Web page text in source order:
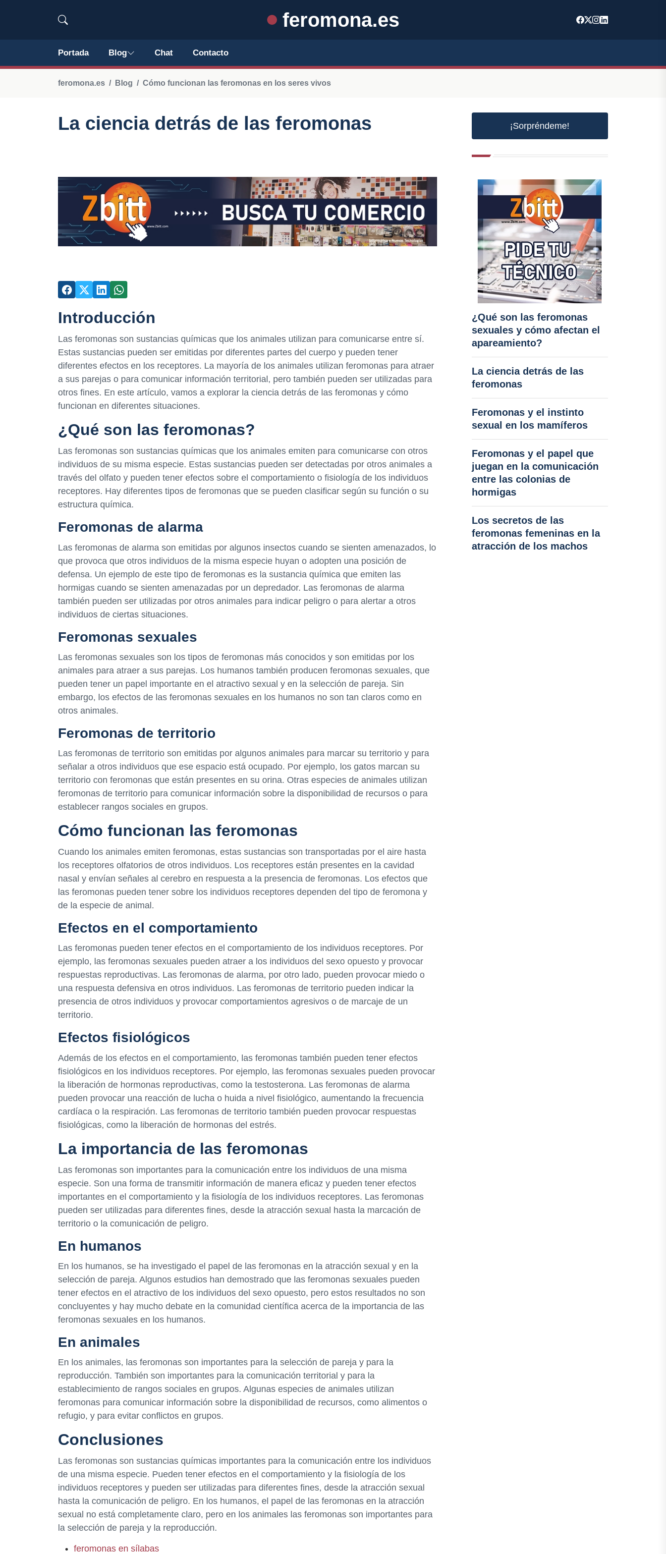
feromona.es
Portada Blog Chat Contacto
feromona.es Blog Cómo funcionan las feromonas en los seres vivos
La ciencia detrás de las feromonas
Introducción
Las feromonas son sustancias químicas que los animales utilizan para comunicarse entre sí.
Estas sustancias pueden ser emitidas por diferentes partes del cuerpo y pueden tener
diferentes efectos en los receptores. La mayoría de los animales utilizan feromonas para atraer
a sus parejas o para comunicar información territorial, pero también pueden ser utilizadas para
otros fines. En este artículo, vamos a explorar la ciencia detrás de las feromonas y cómo
funcionan en diferentes situaciones.
¿Qué son las feromonas?
Las feromonas son sustancias químicas que los animales emiten para comunicarse con otros
individuos de su misma especie. Estas sustancias pueden ser detectadas por otros animales a
través del olfato y pueden tener efectos sobre el comportamiento o fisiología de los individuos
receptores. Hay diferentes tipos de feromonas que se pueden clasificar según su función o su
estructura química.
Feromonas de alarma
Las feromonas de alarma son emitidas por algunos insectos cuando se sienten amenazados, lo
que provoca que otros individuos de la misma especie huyan o adopten una posición de
defensa. Un ejemplo de este tipo de feromonas es la sustancia química que emiten las
hormigas cuando se sienten amenazadas por un depredador. Las feromonas de alarma
también pueden ser utilizadas por otros animales para indicar peligro o para alertar a otros
individuos de ciertas situaciones.
Feromonas sexuales
Las feromonas sexuales son los tipos de feromonas más conocidos y son emitidas por los
animales para atraer a sus parejas. Los humanos también producen feromonas sexuales, que
pueden tener un papel importante en el atractivo sexual y en la selección de pareja. Sin
embargo, los efectos de las feromonas sexuales en los humanos no son tan claros como en
otros animales.
Feromonas de territorio
Las feromonas de territorio son emitidas por algunos animales para marcar su territorio y para
señalar a otros individuos que ese espacio está ocupado. Por ejemplo, los gatos marcan su
territorio con feromonas que están presentes en su orina. Otras especies de animales utilizan
feromonas de territorio para comunicar información sobre la disponibilidad de recursos o para
establecer rangos sociales en grupos.
Cómo funcionan las feromonas
Cuando los animales emiten feromonas, estas sustancias son transportadas por el aire hasta
los receptores olfatorios de otros individuos. Los receptores están presentes en la cavidad
nasal y envían señales al cerebro en respuesta a la presencia de feromonas. Los efectos que
las feromonas pueden tener sobre los individuos receptores dependen del tipo de feromona y
de la especie de animal.
Efectos en el comportamiento
Las feromonas pueden tener efectos en el comportamiento de los individuos receptores. Por
ejemplo, las feromonas sexuales pueden atraer a los individuos del sexo opuesto y provocar
respuestas reproductivas. Las feromonas de alarma, por otro lado, pueden provocar miedo o
una respuesta defensiva en otros individuos. Las feromonas de territorio pueden indicar la
presencia de otros individuos y provocar comportamientos agresivos o de marcaje de un
territorio.
Efectos fisiológicos
Además de los efectos en el comportamiento, las feromonas también pueden tener efectos
fisiológicos en los individuos receptores. Por ejemplo, las feromonas sexuales pueden provocar
la liberación de hormonas reproductivas, como la testosterona. Las feromonas de alarma
pueden provocar una reacción de lucha o huida a nivel fisiológico, aumentando la frecuencia
cardíaca o la respiración. Las feromonas de territorio también pueden provocar respuestas
fisiológicas, como la liberación de hormonas del estrés.
La importancia de las feromonas
Las feromonas son importantes para la comunicación entre los individuos de una misma
especie. Son una forma de transmitir información de manera eficaz y pueden tener efectos
importantes en el comportamiento y la fisiología de los individuos receptores. Las feromonas
pueden ser utilizadas para diferentes fines, desde la atracción sexual hasta la marcación de
territorio o la comunicación de peligro.
En humanos
En los humanos, se ha investigado el papel de las feromonas en la atracción sexual y en la
selección de pareja. Algunos estudios han demostrado que las feromonas sexuales pueden
tener efectos en el atractivo de los individuos del sexo opuesto, pero estos resultados no son
concluyentes y hay mucho debate en la comunidad científica acerca de la importancia de las
feromonas sexuales en los humanos.
En animales
En los animales, las feromonas son importantes para la selección de pareja y para la
reproducción. También son importantes para la comunicación territorial y para la
establecimiento de rangos sociales en grupos. Algunas especies de animales utilizan
feromonas para comunicar información sobre la disponibilidad de recursos, como alimentos o
refugio, y para evitar conflictos en grupos.
Conclusiones
Las feromonas son sustancias químicas importantes para la comunicación entre los individuos
de una misma especie. Pueden tener efectos en el comportamiento y la fisiología de los
individuos receptores y pueden ser utilizadas para diferentes fines, desde la atracción sexual
hasta la comunicación de peligro. En los humanos, el papel de las feromonas en la atracción
sexual no está completamente claro, pero en los animales las feromonas son importantes para
la selección de pareja y la reproducción.
feromonas en sílabas
¡Sorpréndeme!
¿Qué son las feromonas
sexuales y cómo afectan el
apareamiento?
La ciencia detrás de las
feromonas
Feromonas y el instinto
sexual en los mamíferos
Feromonas y el papel que
juegan en la comunicación
entre las colonias de
hormigas
Los secretos de las
feromonas femeninas en la
atracción de los machos